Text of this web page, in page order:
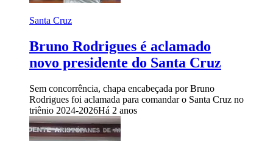
Santa Cruz
Bruno Rodrigues é aclamado
novo presidente do Santa Cruz
Sem concorrência, chapa encabeçada por Bruno
Rodrigues foi aclamada para comandar o Santa Cruz no
triênio 2024-2026Há 2 anos